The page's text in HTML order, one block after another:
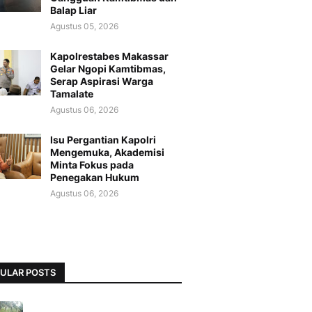
Balap Liar
Agustus 05, 2026
Kapolrestabes Makassar
Gelar Ngopi Kamtibmas,
Serap Aspirasi Warga
Tamalate
Agustus 06, 2026
Isu Pergantian Kapolri
Mengemuka, Akademisi
Minta Fokus pada
Penegakan Hukum
Agustus 06, 2026
POSTS